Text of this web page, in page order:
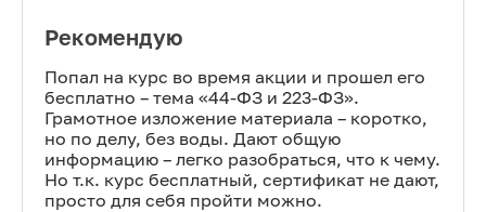
Рекомендую
Попал на курс во время акции и прошел его
бесплатно – тема «44-ФЗ и 223-ФЗ».
Грамотное изложение материала – коротко,
но по делу, без воды. Дают общую
информацию – легко разобраться, что к чему.
Но т.к. курс бесплатный, сертификат не дают,
просто для себя пройти можно.